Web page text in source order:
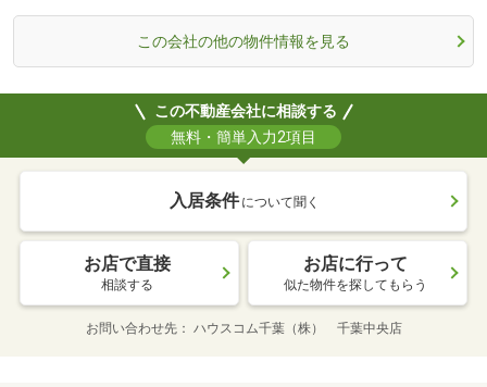
この会社の他の物件情報を見る
この不動産会社に相談する
無料・簡単入力2項目
入居条件 について聞く
お店で直接
相談する
お店に行って
似た物件を探してもらう
お問い合わせ先 ハウスコム千葉（株） 千葉中央店